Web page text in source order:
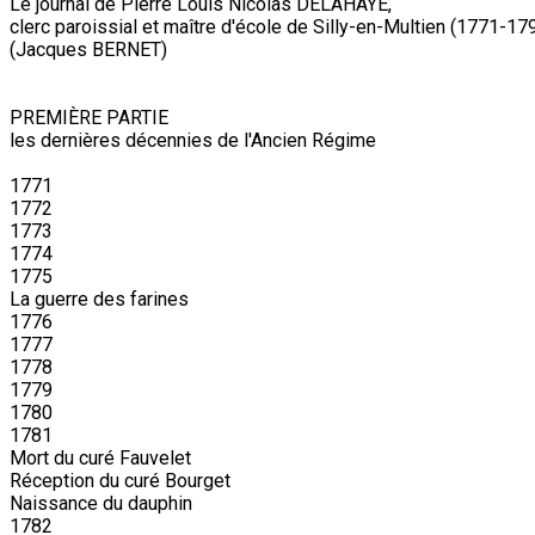
clerc paroissial et maître d'école de Silly-en-Multien (1771-
(Jacques BERNET)
PREMIÈRE PARTIE
les dernières décennies de l'Ancien Régime
1771
1772
1773
1774
1775
La guerre des farines
1776
1777
1778
1779
1780
1781
Mort du curé Fauvelet
Réception du curé Bourget
Naissance du dauphin
1782